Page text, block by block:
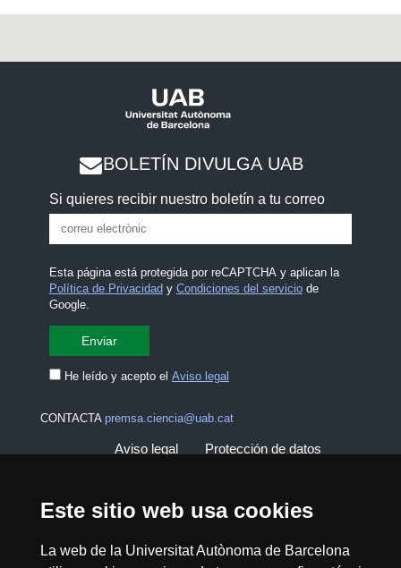
Este sitio web usa cookies
La web de la Universitat Autònoma de Barcelona
BOLETÍN DIVULGA UAB
Si quieres recibir nuestro boletín a tu correo
Esta página está protegida por reCAPTCHA y aplican la
Política de Privacidady Condiciones del serviciode
Google.
He leído y acepto el Aviso legal
CONTACTA premsa.ciencia@uab.cat
Aviso legal Protección de datos